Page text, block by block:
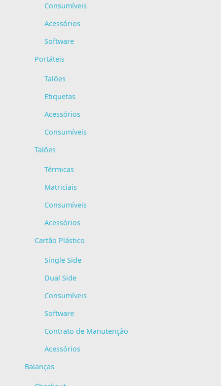
Consumíveis
Acessórios
Software
Portáteis
Talões
Etiquetas
Acessórios
Consumíveis
Talões
Térmicas
Matriciais
Consumíveis
Acessórios
Cartão Plástico
Single Side
Dual Side
Consumíveis
Software
Contrato de Manutenção
Acessórios
Balanças